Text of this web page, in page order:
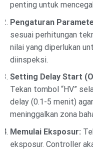
penting untuk
Pengaturan
sesuai perhitungan
nilai yang diperlukan
diinspeksi.
Setting Delay Start
Tekan tombol “HV”
delay (0.1-5 menit)
meninggalkan zona
Memulai Eksposur:
eksposur. Controller